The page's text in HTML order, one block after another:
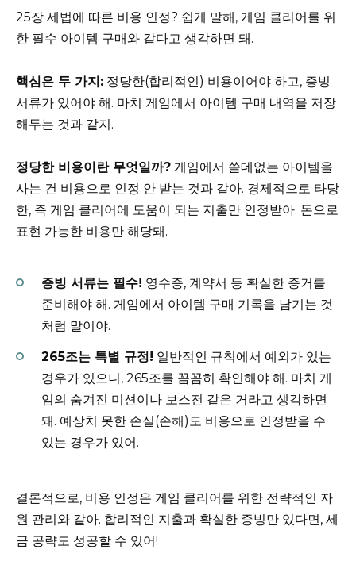
25장 세법에 따른 비용 인정? 쉽게 말해, 게임 클리어를 위
한 필수 아이템 구매와 같다고 생각하면 돼.
핵심은 두 가지: 정당한(합리적인) 비용이어야 하고, 증빙
서류가 있어야 해. 마치 게임에서 아이템 구매 내역을 저장
해두는 것과 같지.
정당한 비용이란 무엇일까? 게임에서 쓸데없는 아이템을
사는 건 비용으로 인정 안 받는 것과 같아. 경제적으로 타당
한, 즉 게임 클리어에 도움이 되는 지출만 인정받아. 돈으로
표현 가능한 비용만 해당돼.
증빙 서류는 필수! 영수증, 계약서 등 확실한 증거를
준비해야 해. 게임에서 아이템 구매 기록을 남기는 것
처럼 말이야.
265조는 특별 규정! 일반적인 규칙에서 예외가 있는
경우가 있으니, 265조를 꼼꼼히 확인해야 해. 마치 게
임의 숨겨진 미션이나 보스전 같은 거라고 생각하면
돼. 예상치 못한 손실(손해)도 비용으로 인정받을 수
있는 경우가 있어.
결론적으로, 비용 인정은 게임 클리어를 위한 전략적인 자
원 관리와 같아. 합리적인 지출과 확실한 증빙만 있다면, 세
금 공략도 성공할 수 있어!